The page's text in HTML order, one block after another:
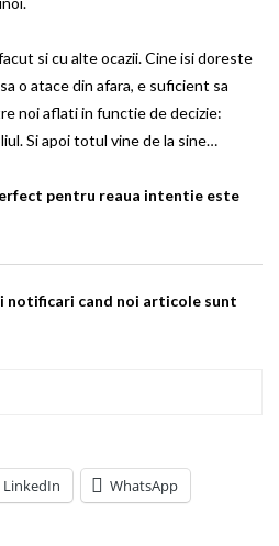
si cu alte ocazii. Cine isi doreste
o atace din afara, e suficient sa
noi aflati in functie de decizie:
Si apoi totul vine de la sine…
pentru reaua intentie este
notificari cand noi articole sunt
LinkedIn WhatsApp